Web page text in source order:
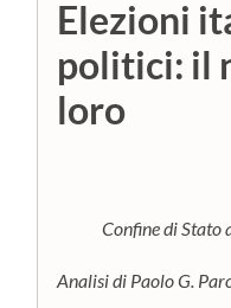
Elezioni
politici: il
loro
Confine di Stato
Analisi di Paolo G.